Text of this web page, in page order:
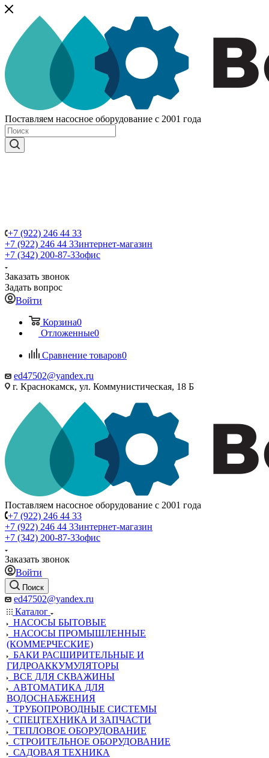
Поставляем насосное оборудование с 2001 года
+7 (922) 246 44 33
+7 (922) 246 44 33интернет-магазин
+7 (342) 200-87-33офис
Заказать звонок
Задать вопрос
Войти
Корзина0
Отложенные0
Сравнение товаров0
ed47502@yandex.ru
г. Краснокамск, ул. Коммунистическая, 18 Б
Поставляем насосное оборудование с 2001 года
+7 (922) 246 44 33
+7 (922) 246 44 33интернет-магазин
+7 (342) 200-87-33офис
Заказать звонок
Войти
Поиск
ed47502@yandex.ru
Каталог
НАСОСЫ БЫТОВЫЕ
НАСОСЫ ПРОМЫШЛЕННЫЕ
(КОММЕРЧЕСКИЕ)
БАКИ РАСШИРИТЕЛЬНЫЕ И
ГИДРОАККУМУЛЯТОРЫ
ВСЕ ДЛЯ СКВАЖИНЫ
АВТОМАТИКА ДЛЯ
ВОДОСНАБЖЕНИЯ
ТРУБОПРОВОДНЫЕ СИСТЕМЫ
СПЕЦТЕХНИКА И ЗАПЧАСТИ
ТЕПЛОВОЕ ОБОРУДОВАНИЕ
СТРОИТЕЛЬНОЕ ОБОРУДОВАНИЕ
САДОВАЯ ТЕХНИКА